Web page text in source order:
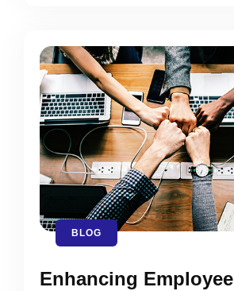
BLOG
Enhancing Employee